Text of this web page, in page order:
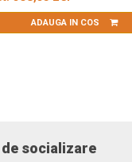
ADAUGA IN COS
socializare